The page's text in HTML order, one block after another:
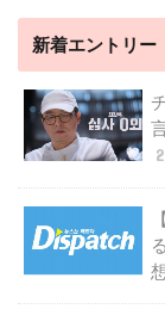
新着エントリー